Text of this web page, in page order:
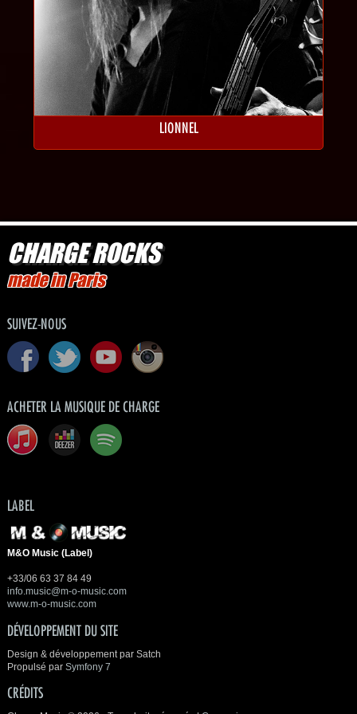
LIONNEL
CHARGE ROCKS
made in Paris
SUIVEZ-NOUS
ACHETER LA MUSIQUE DE CHARGE
LABEL
M&O Music (Label)
+33/06 63 37 84 49
info.music@m-o-music.com
www.m-o-music.com
DÉVELOPPEMENT DU SITE
Design & développement par Satch
Propulsé par Symfony 7
CRÉDITS